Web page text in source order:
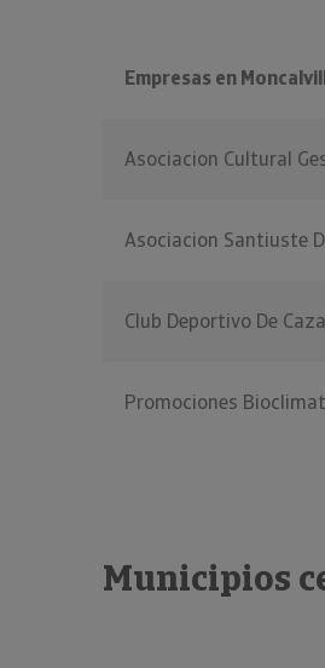
Empresas en
Asociacion Cultural
Asociacion Santiuste
Club Deportivo De
Promociones
Municipios